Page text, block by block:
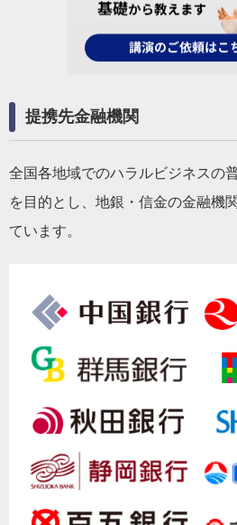
提携先金融機関
全国各地域でのハラルビジネスの
を目的とし、地銀・信金の金融機
ています。